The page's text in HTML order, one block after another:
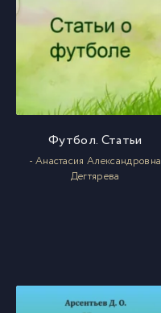
Футбол. Статьи
- Анастасия Александровна
Дегтярева